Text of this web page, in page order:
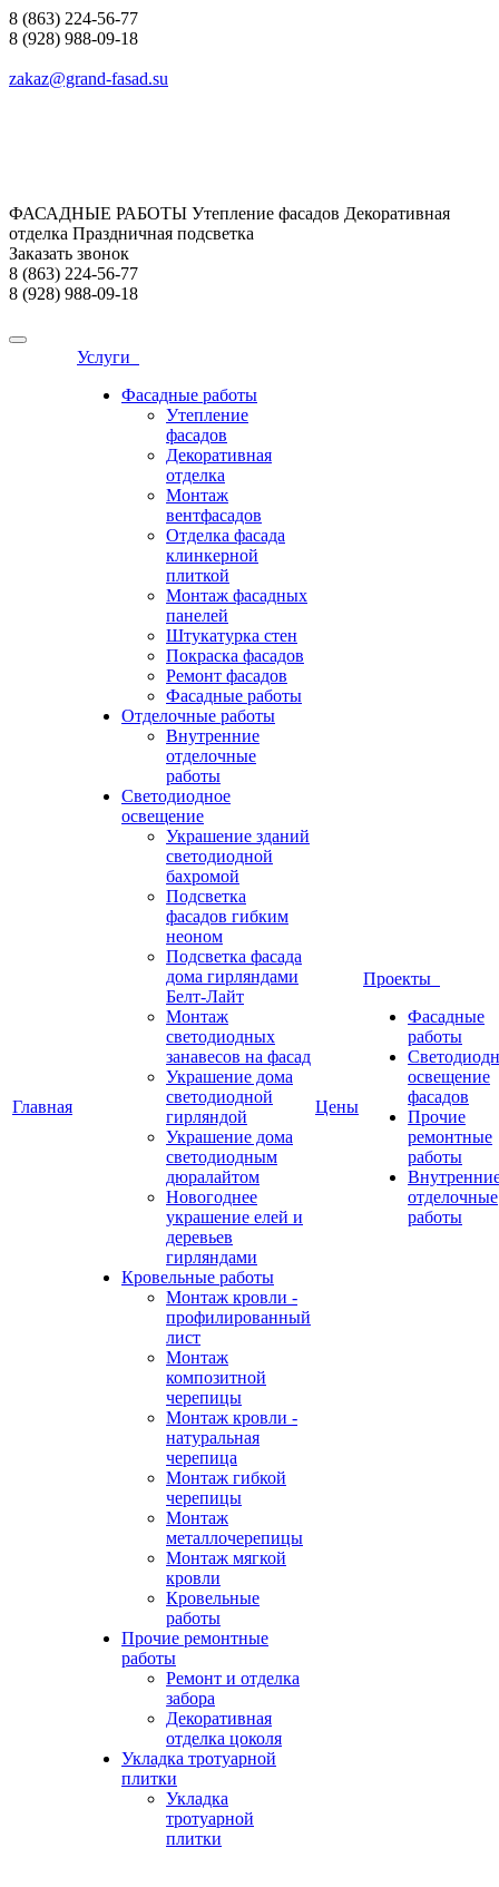
8 (863) 224-56-77
8 (928) 988-09-18
zakaz@grand-fasad.su
ФАСАДНЫЕ РАБОТЫ Утепление фасадов Декоративная
отделка Праздничная подсветка
Заказать звонок
8 (863) 224-56-77
8 (928) 988-09-18
Главная
Услуги
Фасадные работы
Утепление
фасадов
Декоративная
отделка
Монтаж
вентфасадов
Отделка фасада
клинкерной
плиткой
Монтаж фасадных
панелей
Штукатурка стен
Покраска фасадов
Ремонт фасадов
Фасадные работы
Отделочные работы
Внутренние
отделочные
работы
Светодиодное
освещение
Украшение зданий
светодиодной
бахромой
Подсветка
фасадов гибким
неоном
Подсветка фасада
дома гирляндами
Белт-Лайт
Монтаж
светодиодных
занавесов на фасад
Украшение дома
светодиодной
гирляндой
Украшение дома
светодиодным
дюралайтом
Новогоднее
украшение елей и
деревьев
гирляндами
Кровельные работы
Монтаж кровли -
профилированный
лист
Монтаж
композитной
черепицы
Монтаж кровли -
натуральная
черепица
Монтаж гибкой
черепицы
Монтаж
металлочерепицы
Монтаж мягкой
кровли
Кровельные
работы
Прочие ремонтные
работы
Ремонт и отделка
забора
Декоративная
отделка цоколя
Укладка тротуарной
плитки
Укладка
тротуарной
плитки
Цены
Проекты
Фасадные
работы
освещение
фасадов
Прочие
ремонтные
работы
отделочные
работы